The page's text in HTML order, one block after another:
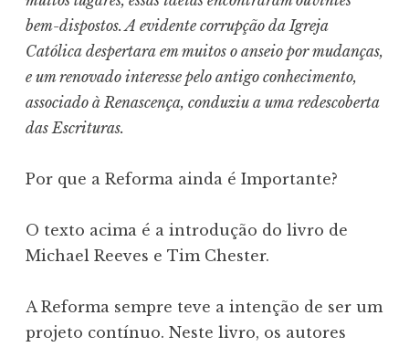
bem-dispostos. A evidente corrupção da Igreja
Católica despertara em muitos o anseio por mudanças,
e um renovado interesse pelo antigo conhecimento,
associado à Renascença, conduziu a uma redescoberta
das Escrituras.
Por que a Reforma ainda é Importante?
O texto acima é a introdução do livro de
Michael Reeves e Tim Chester.
A Reforma sempre teve a intenção de ser um
projeto contínuo. Neste livro, os autores